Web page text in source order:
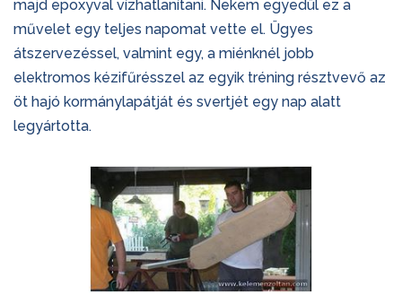
majd epoxyval vízhatlanítani. Nekem egyedül ez a
művelet egy teljes napomat vette el. Ügyes
átszervezéssel, valmint egy, a miénknél jobb
elektromos kézifűrésszel az egyik tréning résztvevő az
öt hajó kormánylapátját és svertjét egy nap alatt
legyártotta.